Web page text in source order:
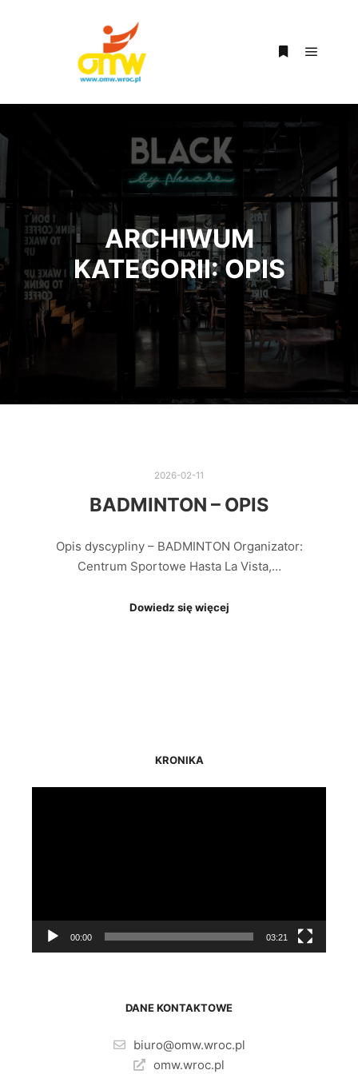
ARCHIWUM
KATEGORII:OPIS
2026-02-11
BADMINTON – OPIS
Opis dyscypliny – BADMINTON Organizator:
Centrum Sportowe Hasta La Vista,…
Dowiedz się więcej
KRONIKA
00:00 03:21
DANE KONTAKTOWE
biuro@omw.wroc.pl
omw.wroc.pl